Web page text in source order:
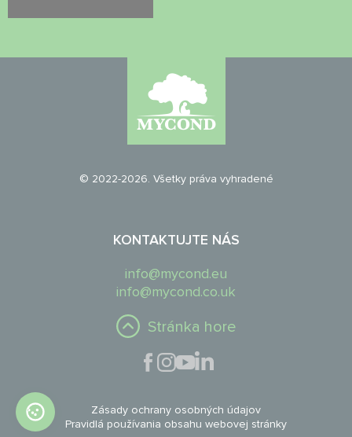
© 2022-2026. Všetky práva vyhradené
KONTAKTUJTE NÁS
info@mycond.eu
info@mycond.co.uk
Stránka hore
Zásady ochrany osobných údajov
Pravidlá používania obsahu webovej stránky